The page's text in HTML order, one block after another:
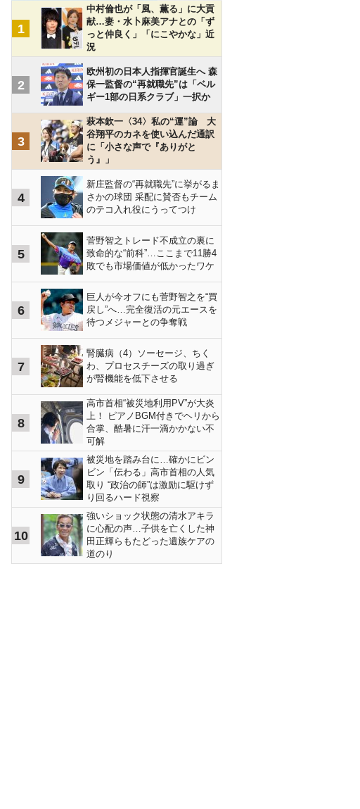
1
中村倫也が「風、薫る」に大貢
献…妻・水卜麻美アナとの「ず
っと仲良く」「にこやかな」近
況
2
欧州初の日本人指揮官誕生へ 森
保一監督の“再就職先”は「ベル
ギー1部の日系クラブ」一択か
3
萩本欽一〈34〉私の“運”論 大
谷翔平のカネを使い込んだ通訳
に「小さな声で『ありがと
う』」
4
新庄監督の“再就職先”に挙がるま
さかの球団 采配に賛否もチーム
のテコ入れ役にうってつけ
5
菅野智之トレード不成立の裏に
致命的な“前科”…ここまで11勝4
敗でも市場価値が低かったワケ
6
巨人が今オフにも菅野智之を“買
戻し”へ…完全復活の元エースを
待つメジャーとの争奪戦
7
腎臓病（4）ソーセージ、ちく
わ、プロセスチーズの取り過ぎ
が腎機能を低下させる
8
高市首相“被災地利用PV”が大炎
上！ ピアノBGM付きでヘリから
合掌、酷暑に汗一滴かかない不
可解
9
被災地を踏み台に…確かにビン
ビン「伝わる」高市首相の人気
取り “政治の師”は激励に駆けず
り回るハード視察
10
強いショック状態の清水アキラ
に心配の声…子供を亡くした神
田正輝らもたどった遺族ケアの
道のり